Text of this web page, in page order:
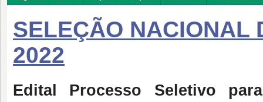
SELEÇÃO NACIONAL
2022
Edital Processo Seletivo